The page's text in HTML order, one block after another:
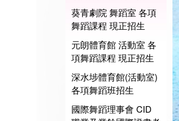
葵青劇院 舞蹈室 各項
舞蹈課程 現正招生
元朗體育館 活動室 各
項舞蹈課程 現正招生
深水埗體育館(活動室)
各項舞蹈班招生
國際舞蹈理事會 CID